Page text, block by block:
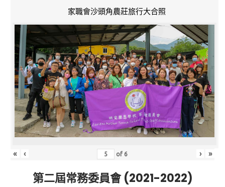
家職會沙頭角農莊旅行大合照
« ‹ of 6 › »
第二屆常務委員會 (2021-2022)